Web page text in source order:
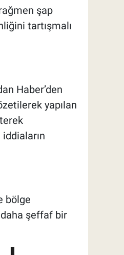
şap
tartışmalı
Haber’den
yapılan
bölge
şeffaf bir